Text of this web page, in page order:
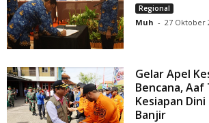
Regional
Muh - 27 Oktober
Gelar Apel
Bencana, Aaf
Kesiapan
Banjir